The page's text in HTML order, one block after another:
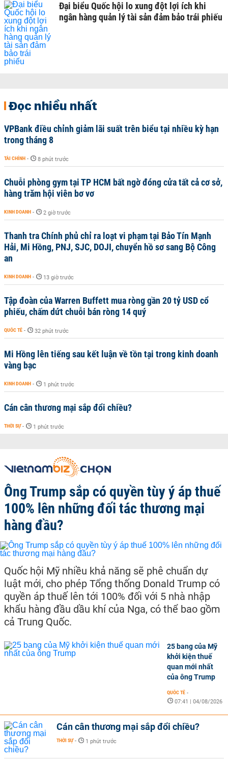
Đại biểu Quốc hội lo xung đột lợi ích khi
ngân hàng quản lý tài sản đảm bảo trái phiếu
Đọc nhiều nhất
VPBank điều chỉnh giảm lãi suất trên biểu tại nhiều kỳ hạn
trong tháng 8
TÀI CHÍNH - 8 phút trước
Chuỗi phòng gym tại TP HCM bất ngờ đóng cửa tất cả cơ sở,
hàng trăm hội viên bơ vơ
KINH DOANH - 2 giờ trước
Thanh tra Chính phủ chỉ ra loạt vi phạm tại Bảo Tín Mạnh
Hải, Mi Hồng, PNJ, SJC, DOJI, chuyển hồ sơ sang Bộ Công
an
KINH DOANH - 13 giờ trước
Tập đoàn của Warren Buffett mua ròng gần 20 tỷ USD cổ
phiếu, chấm dứt chuỗi bán ròng 14 quý
QUỐC TẾ - 32 phút trước
Mi Hồng lên tiếng sau kết luận về tồn tại trong kinh doanh
vàng bạc
KINH DOANH - 1 phút trước
Cán cân thương mại sắp đổi chiều?
THỜI SỰ - 1 phút trước
Ông Trump sắp có quyền tùy ý áp thuế
100% lên những đối tác thương mại
hàng đầu?
Quốc hội Mỹ nhiều khả năng sẽ phê chuẩn dự
luật mới, cho phép Tổng thống Donald Trump có
quyền áp thuế lên tới 100% đối với 5 nhà nhập
khẩu hàng đầu dầu khí của Nga, có thể bao gồm
cả Trung Quốc.
25 bang của Mỹ
khởi kiện thuế
quan mới nhất
của ông Trump
QUỐC TẾ -
07:41 | 04/08/2026
Cán cân thương mại sắp đổi chiều?
THỜI SỰ - 1 phút trước